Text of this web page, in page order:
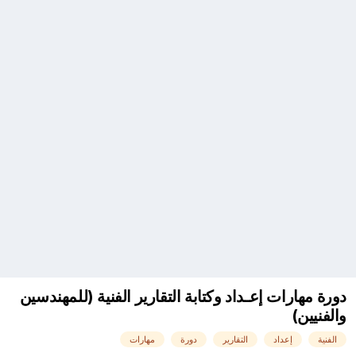
دورة مهارات إعـداد وكتابة التقارير الفنية (للمهندسين
والفنيين)
الفنية إعداد التقارير دورة مهارات